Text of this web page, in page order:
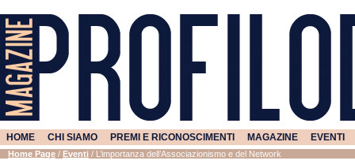
HOME CHI SIAMO PREMI E RICONOSCIMENTI MAGAZINE EVENTI
Home Page / Eventi / L’importanza dell’Associazionismo e del Network